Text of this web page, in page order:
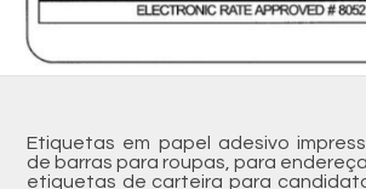
Etiquetas em papel adesivo
de barras para roupas, para
etiquetas de carteira para